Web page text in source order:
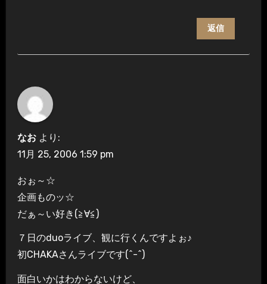
返信
なお より:
11月 25, 2006 1:59 pm
おぉ～☆
企画ものッ☆
だぁ～い好き(≧∀≦)
７日のduoライブ、観に行くんですよぉ♪
初CHAKAさんライブです(^-^)
面白いかはわからないけど、